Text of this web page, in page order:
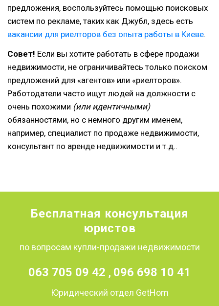
предложения, воспользуйтесь помощью поисковых
систем по рекламе, таких как Джубл, здесь есть
вакансии для риелторов без опыта работы в Киеве.
Совет! Если вы хотите работать в сфере продажи
недвижимости, не ограничивайтесь только поиском
предложений для «агентов» или «риелторов».
Работодатели часто ищут людей на должности с
очень похожими (или идентичными)
обязанностями, но с немного другим именем,
например, специалист по продаже недвижимости,
консультант по аренде недвижимости и т.д..
Бесплатная консультация
юристов
по вопросам купли-продажи недвижимости
063 705 09 42 , 096 698 10 41
Юридический отдел GetHom